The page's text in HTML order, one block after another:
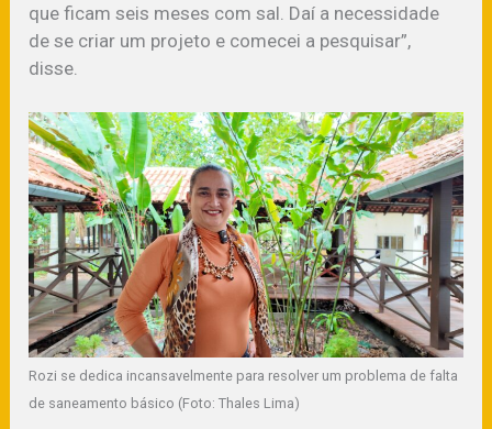
que ficam seis meses com sal. Daí a necessidade
de se criar um projeto e comecei a pesquisar”,
disse.
Rozi se dedica incansavelmente para resolver um problema de falta
de saneamento básico (Foto: Thales Lima)